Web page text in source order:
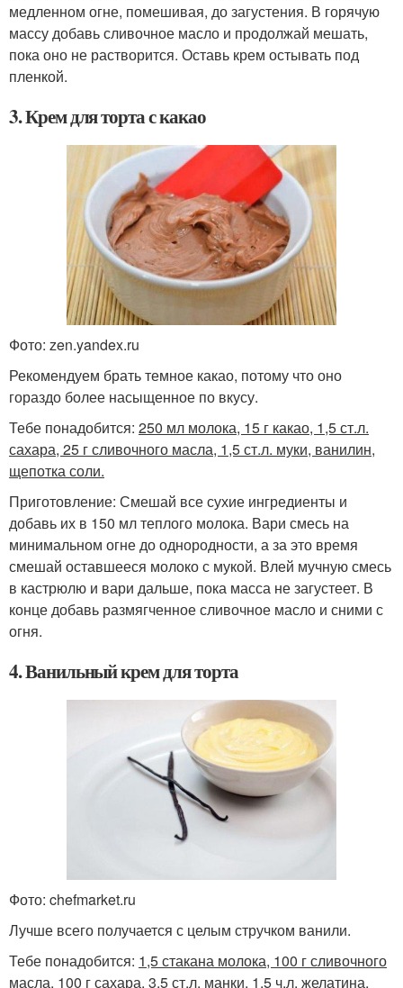
медленном огне, помешивая, до загустения. В горячую
массу добавь сливочное масло и продолжай мешать,
пока оно не растворится. Оставь крем остывать под
пленкой.
3. Крем для торта с какао
Фото: zen.yandex.ru
Рекомендуем брать темное какао, потому что оно
гораздо более насыщенное по вкусу.
Тебе понадобится: 250 мл молока, 15 г какао, 1,5 ст.л.
сахара, 25 г сливочного масла, 1,5 ст.л. муки, ванилин,
щепотка соли.
Приготовление: Смешай все сухие ингредиенты и
добавь их в 150 мл теплого молока. Вари смесь на
минимальном огне до однородности, а за это время
смешай оставшееся молоко с мукой. Влей мучную смесь
в кастрюлю и вари дальше, пока масса не загустеет. В
конце добавь размягченное сливочное масло и сними с
огня.
4. Ванильный крем для торта
Фото: chefmarket.ru
Лучше всего получается с целым стручком ванили.
Тебе понадобится: 1,5 стакана молока, 100 г сливочного
масла, 100 г сахара, 3,5 ст.л. манки, 1,5 ч.л. желатина,